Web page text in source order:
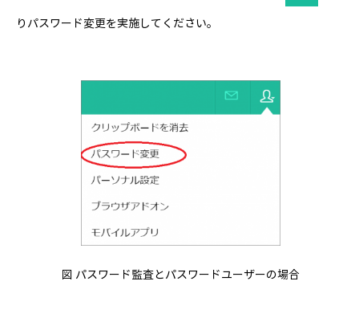
りパスワード変更を実施してください。
図 パスワード監査とパスワードユーザーの場合